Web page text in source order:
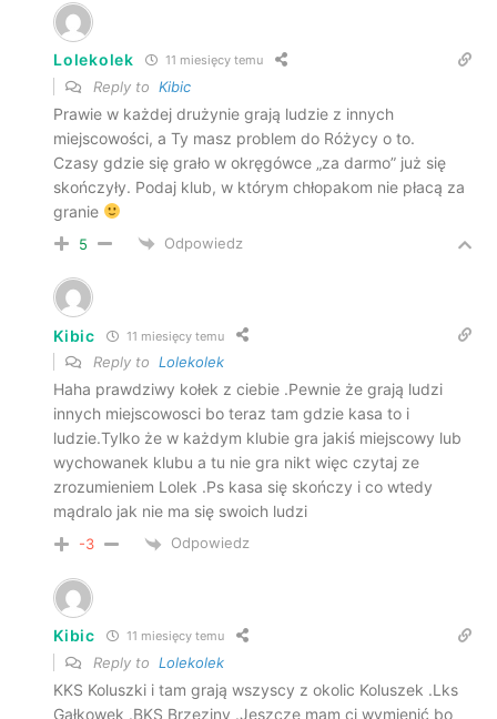
Lolekolek 11 miesięcy temu
Reply toKibic
Prawie w każdej drużynie grają ludzie z innych
miejscowości, a Ty masz problem do Różycy o to.
Czasy gdzie się grało w okręgówce „za darmo” już się
skończyły. Podaj klub, w którym chłopakom nie płacą za
granie
5 Odpowiedz
Kibic 11 miesięcy temu
Reply toLolekolek
Haha prawdziwy kołek z ciebie .Pewnie że grają ludzi
innych miejscowosci bo teraz tam gdzie kasa to i
ludzie.Tylko że w każdym klubie gra jakiś miejscowy lub
wychowanek klubu a tu nie gra nikt więc czytaj ze
zrozumieniem Lolek .Ps kasa się skończy i co wtedy
mądralo jak nie ma się swoich ludzi
-3 Odpowiedz
Kibic 11 miesięcy temu
Reply toLolekolek
KKS Koluszki i tam grają wszyscy z okolic Koluszek .Lks
Gałkowek .BKS Brzeziny .Jeszcze mam ci wymienić bo